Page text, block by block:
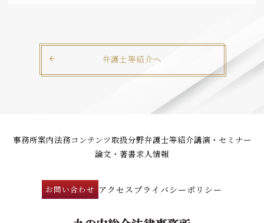
弁護士等紹介へ
事務所案内法務コンテンツ取扱分野弁護士等紹介講演・セミナー
論文・著書求人情報
お問い合わせ アクセス プライバシーポリシー